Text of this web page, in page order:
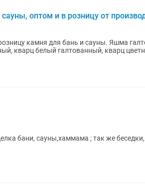
оптом и в розницу от
камня для бань и сауны. Яшма
кварц белый галтованный, кварц
бани, сауны,хаммама ; так же